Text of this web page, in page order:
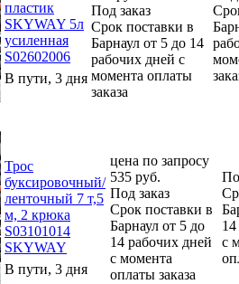
пластик
SKYWAY 5л
усиленная
S02602006
В пути, 3 дня
Под заказ
Срок поставки в
Барнаул от 5 до 14
рабочих дней с
момента оплаты
заказа
Трос
буксировочный/
ленточный 7 т,5
м, 2 крюка
S03101014
SKYWAY
В пути, 3 дня
цена по запросу
535 руб.
Под заказ
Срок поставки в
Барнаул от 5 до
14 рабочих дней
с момента
оплаты заказа
с